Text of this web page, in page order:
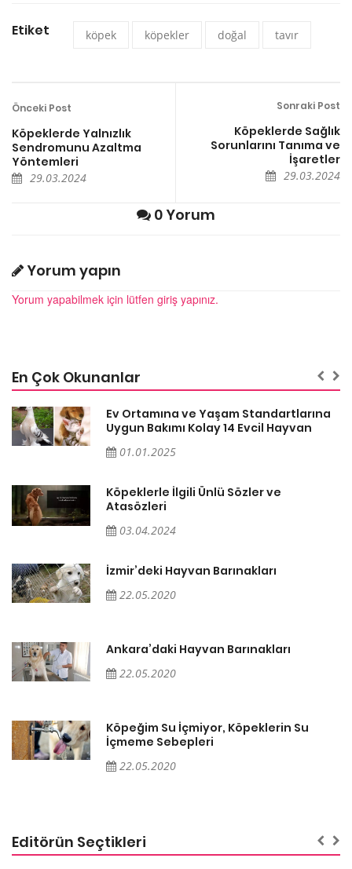
Etiket köpek köpekler doğal tavır
Önceki Post
Köpeklerde Yalnızlık
Sendromunu Azaltma
Yöntemleri
29.03.2024
Sonraki Post
Köpeklerde Sağlık
Sorunlarını Tanıma ve
İşaretler
29.03.2024
0 Yorum
Yorum yapın
Yorum yapabilmek için lütfen giriş yapınız.
En Çok Okunanlar
Ev Ortamına ve Yaşam Standartlarına
Uygun Bakımı Kolay 14 Evcil Hayvan
01.01.2025
Köpeklerle İlgili Ünlü Sözler ve
Atasözleri
03.04.2024
İzmir’deki Hayvan Barınakları
22.05.2020
Ankara’daki Hayvan Barınakları
22.05.2020
Köpeğim Su İçmiyor, Köpeklerin Su
İçmeme Sebepleri
22.05.2020
Editörün Seçtikleri